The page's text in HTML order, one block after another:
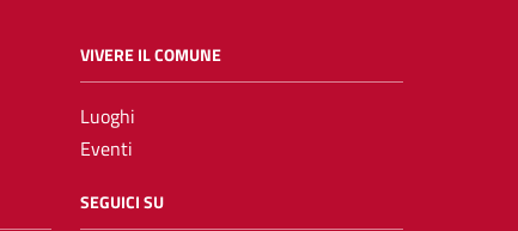
VIVERE IL COMUNE
Luoghi
Eventi
SEGUICI SU